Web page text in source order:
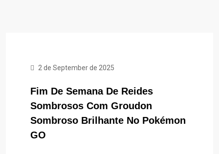
2 de September de 2025
Fim De Semana De Reides
Sombrosos Com Groudon
Sombroso Brilhante No Pokémon
GO